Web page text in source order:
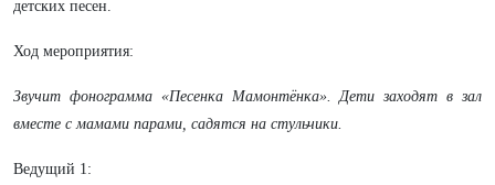
детских песен.
Ход мероприятия:
Звучит фонограмма «Песенка Мамонтёнка». Дети заходят в зал
вместе с мамами парами, садятся на стульчики.
Ведущий 1: